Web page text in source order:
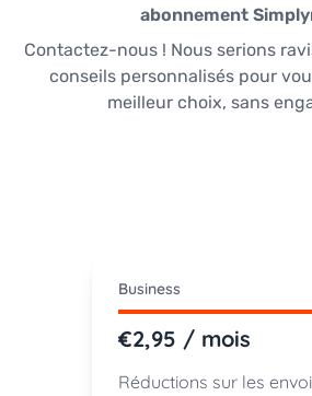
abonnement
Contactez-nous ! Nous serions
conseils personnalisés pour
meilleur choix, sans
Business
€2,95 / mois
Réductions sur les